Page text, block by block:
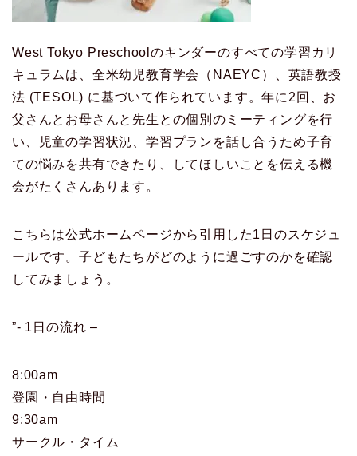
West Tokyo Preschoolのキンダーのすべての学習カリ
キュラムは、全米幼児教育学会（NAEYC）、英語教授
法 (TESOL) に基づいて作られています。年に2回、お
父さんとお母さんと先生との個別のミーティングを行
い、児童の学習状況、学習プランを話し合うため子育
ての悩みを共有できたり、してほしいことを伝える機
会がたくさんあります。
こちらは公式ホームページから引用した1日のスケジュ
ールです。子どもたちがどのように過ごすのかを確認
してみましょう。
”- 1日の流れ –
8:00am
登園・自由時間
9:30am
サークル・タイム